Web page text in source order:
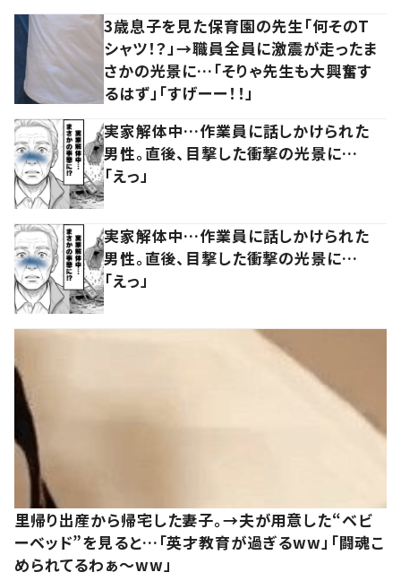
3歳息子を見た保育園の先生「何そのT
シャツ！？」→職員全員に激震が走ったま
さかの光景に…「そりゃ先生も大興奮す
るはず」「すげーー！！」
実家解体中…作業員に話しかけられた
男性。直後、目撃した衝撃の光景に…
「えっ」
実家解体中…作業員に話しかけられた
男性。直後、目撃した衝撃の光景に…
「えっ」
里帰り出産から帰宅した妻子。→夫が用意した“ベビ
ーベッド”を見ると…「英才教育が過ぎるww」「闘魂こ
められてるわぁ～ww」